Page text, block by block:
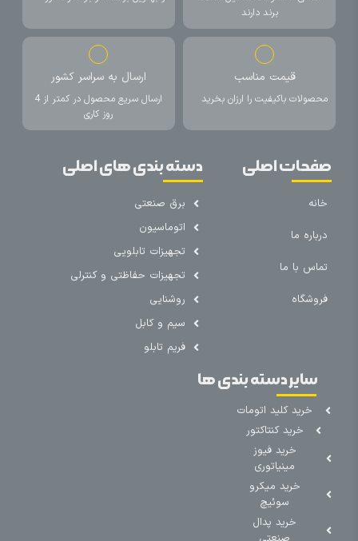
برند دارند
قیمت مناسب
محصولات باکیفیت را ارزان بخرید
ارسال به سراسر کشور
ارسال سریع محصول در کمتر از 4
روز کاری
صفحات اصلی
خانه
درباره ما
تماس با ما
فروشگاه
دسته بندی های اصلی
برق صنعتی
اتوماسیون
تجهیزات تابلویی
تجهیزات حفاظتی و کنترلی
روشنایی
سیم و کابل
فریم تابلو
سایر دسته بندی ها
خرید کلید اتومات
خرید کنتاکتور
خرید فیوز
مینیاتوری
خرید میکرو
سوئیچ
خرید پدال